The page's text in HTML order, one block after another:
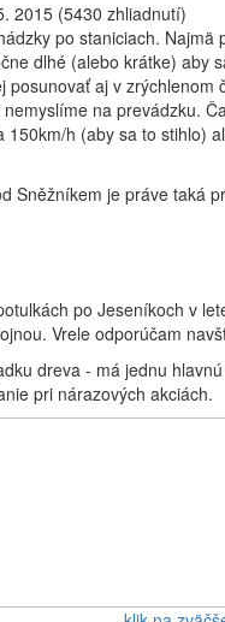
2015 (5430 zhliadnutí)
po staniciach.
dlhé (alebo krátke) aby
posunovať aj v
na prevádzku.
150km/h (aby sa to stihlo)
Sněžníkem je práve taká
po Jeseníkoch v
Vrele odporúčam
dreva - má jednu
pri nárazových akciách.